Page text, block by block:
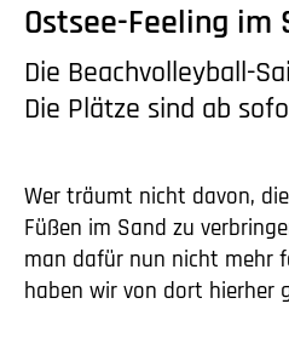
Ostsee-Feeling im
Die Beachvolleyball-
Die Plätze sind ab
Wer träumt nicht davon,
Füßen im Sand zu
man dafür nun nicht mehr
haben wir von dort hierher